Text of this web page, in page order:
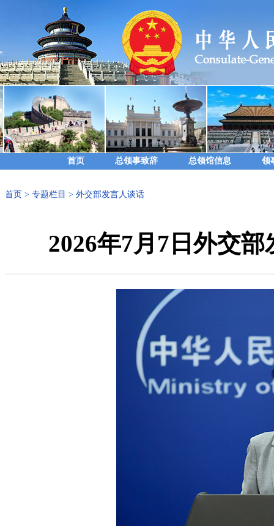
首页 总领事致辞 总领馆信息 领
首页 > 专题栏目 > 外交部发言人谈话
2026年7月7日外交